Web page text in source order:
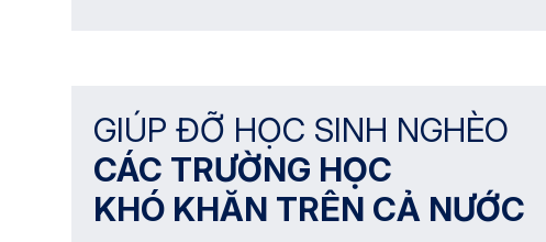
GIÚP ĐỠ HỌC SINH NGHÈO
CÁC TRƯỜNG HỌC
KHÓ KHĂN TRÊN CẢ NƯỚC